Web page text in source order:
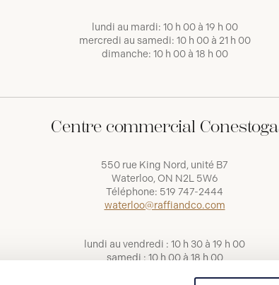
lundi au mardi: 10 h 00 à 19 h 00
mercredi au samedi: 10 h 00 à 21 h 00
dimanche: 10 h 00 à 18 h 00
Centre commercial Conestoga
550 rue King Nord, unité B7
Waterloo, ON N2L 5W6
Téléphone: 519 747-2444
waterloo@raffiandco.com
lundi au vendredi : 10 h 30 à 19 h 00
samedi : 10 h 00 à 18 h 00